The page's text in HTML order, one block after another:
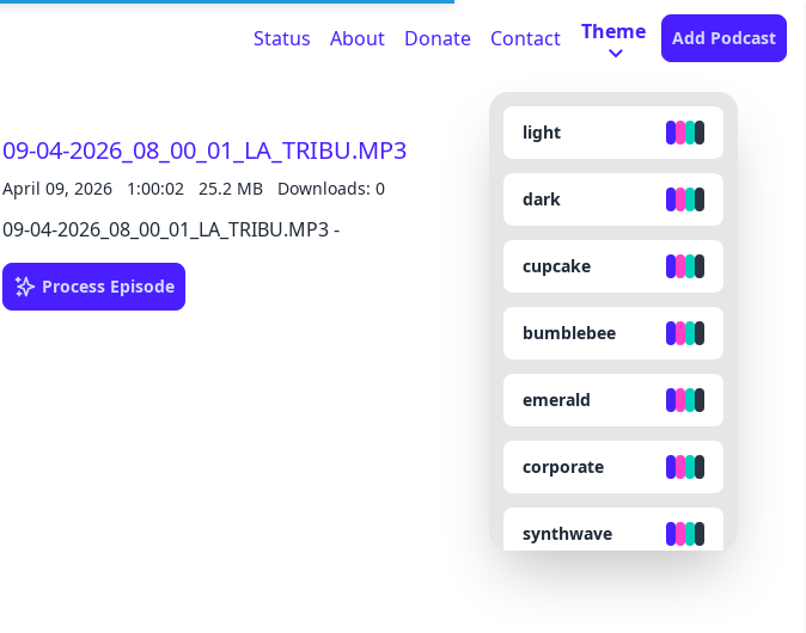
here
Cancel
Status About Donate Contact Theme
light
dark
cupcake
bumblebee
emerald
corporate
synthwave
Add Podcast
09-04-2026_08_00_01_LA_TRIBU.MP3
April 09, 2026 1:00:02 25.2 MB Downloads: 0
09-04-2026_08_00_01_LA_TRIBU.MP3 -
Process Episode